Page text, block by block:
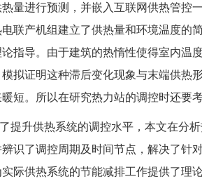
热量进行预测，并嵌入互联网供热管控
电联产机组建立了供热量和环境温度的
指导。由于建筑的热惰性使得室内温
模拟证明这种滞后变化现象与末端供热
短。所以在研究热力站的调控时还要
升供热系统的调控水平，本文在分析
识了调控周期及时间节点，解决了针
际供热系统的节能减排工作提供了理论